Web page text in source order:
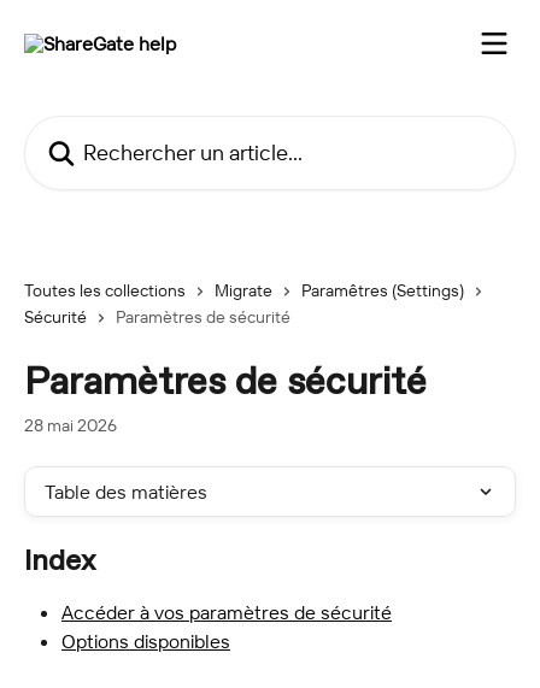
Toutes les collections Migrate
Paramêtres (Settings)
Sécurité
Paramètres de sécurité
Paramètres de sécurité
28 mai 2026
Table des matières
Index
Accéder à vos paramètres de sécurité
Options disponibles